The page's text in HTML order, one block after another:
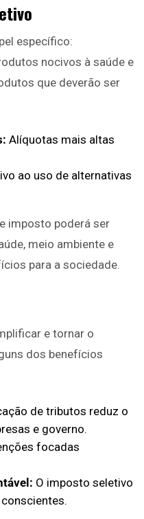
específico:
nocivos à saúde e
que deverão ser
Alíquotas mais altas
ao uso de alternativas
imposto poderá ser
meio ambiente e
para a sociedade.
e tornar o
dos benefícios
de tributos reduz o
e governo.
focadas
O imposto seletivo